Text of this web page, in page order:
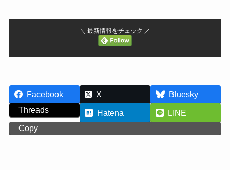
＼ 最新情報をチェック ／
Facebook X
Bluesky
Threads
Hatena
LINE
Copy